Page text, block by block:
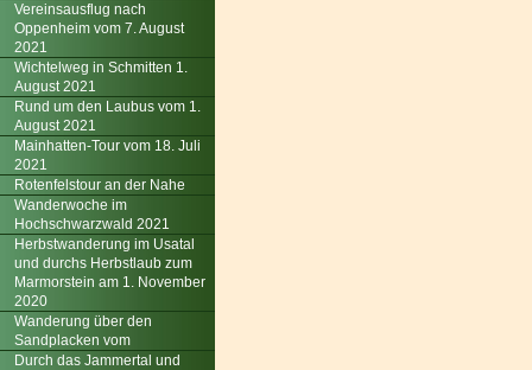
Vereinsausflug nach
Oppenheim vom 7. August
2021
Wichtelweg in Schmitten 1.
August 2021
Rund um den Laubus vom 1.
August 2021
Mainhatten-Tour vom 18. Juli
2021
Rotenfelstour an der Nahe
Wanderwoche im
Hochschwarzwald 2021
Herbstwanderung im Usatal
und durchs Herbstlaub zum
Marmorstein am 1. November
2020
Wanderung über den
Sandplacken vom
Durch das Jammertal und